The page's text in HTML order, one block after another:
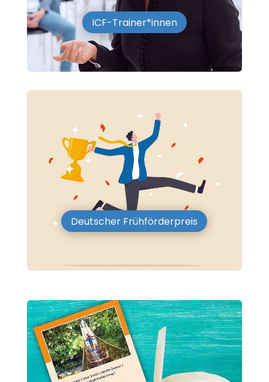
ICF-Trainer*innen
Deutscher Frühförderpreis